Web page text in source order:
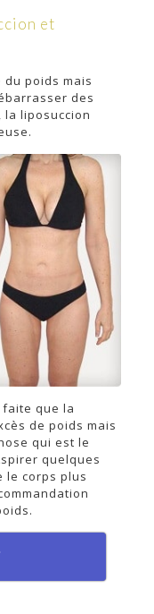
et
poids mais
des
la liposuccion
que la
de poids mais
qui est le
quelques
le corps plus